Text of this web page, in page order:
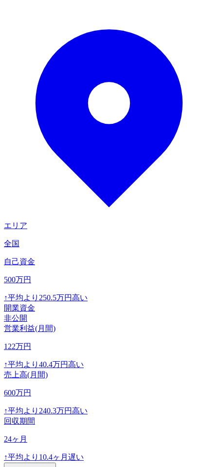
エリア
全国
自己資金
500万円
↑平均より 250.5万円高い
開業資金
非公開
営業利益(月間)
122万円
↑平均より 40.4万円高い
売上高(月間)
600万円
↑平均より 240.3万円高い
回収期間
24ヶ月
↑平均より 10.4ヶ月遅い